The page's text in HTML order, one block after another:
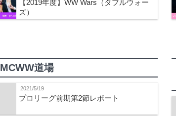
【2019年度】WW Wars（ダブルウォー
ズ）
MCWW道場
2021/5/19
プロリーグ前期第2節レポート